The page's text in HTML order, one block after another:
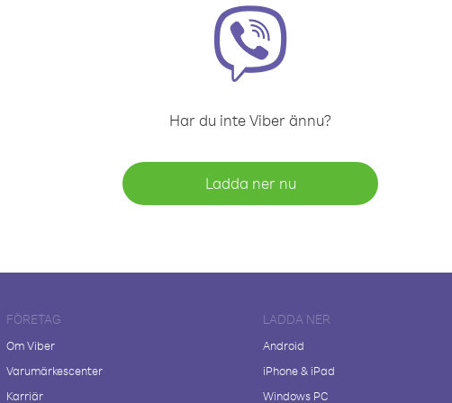
Har du inte Viber ännu?
Ladda ner nu
FÖRETAG
Om Viber
Varumärkescenter
Karriär
LADDA NER
Android
iPhone & iPad
Windows PC